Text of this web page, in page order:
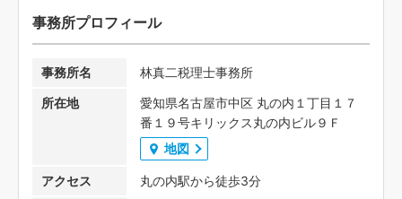
事務所プロフィール
事務所名
林真二税理士事務所
所在地
愛知県名古屋市中区 丸の内１丁目１７
番１９号キリックス丸の内ビル９Ｆ
地図
アクセス
丸の内駅から徒歩3分